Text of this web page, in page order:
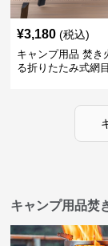
¥3,180 (税込)
キャンプ用品 焚き
る折りたたみ式網
キャンプ用品焚